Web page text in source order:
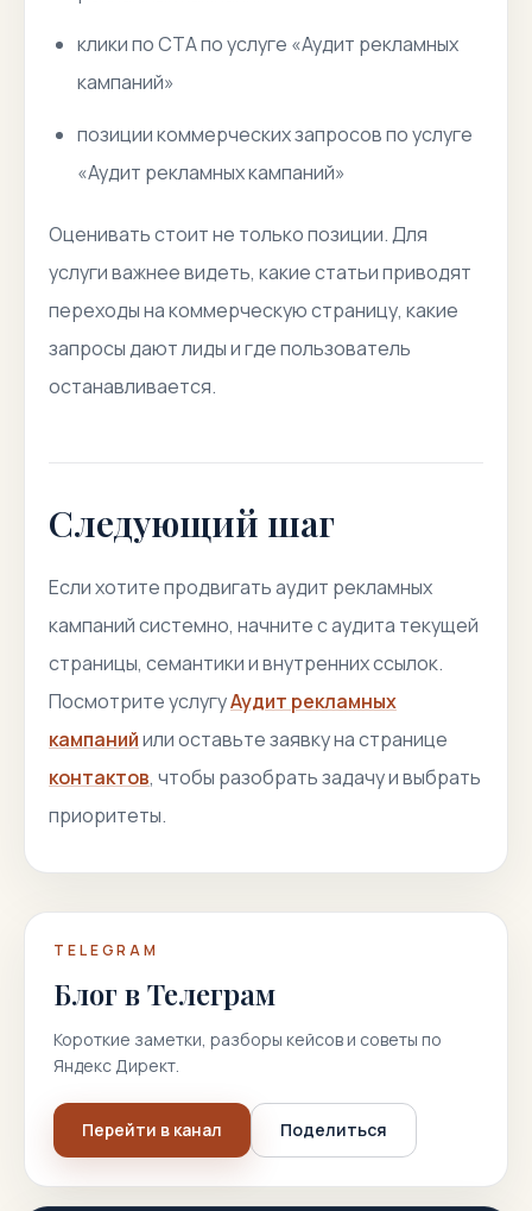
клики по CTA по услуге «Аудит рекламных
кампаний»
позиции коммерческих запросов по услуге
«Аудит рекламных кампаний»
Оценивать стоит не только позиции. Для
услуги важнее видеть, какие статьи приводят
переходы на коммерческую страницу, какие
запросы дают лиды и где пользователь
останавливается.
Следующий шаг
Если хотите продвигать аудит рекламных
кампаний системно, начните с аудита текущей
страницы, семантики и внутренних ссылок.
Посмотрите услугуАудит рекламных
кампанийили оставьте заявку на странице
контактов, чтобы разобрать задачу и выбрать
приоритеты.
TELEGRAM
Блог в Телеграм
Короткие заметки, разборы кейсов и советы по
Яндекс Директ.
Перейти в канал Поделиться